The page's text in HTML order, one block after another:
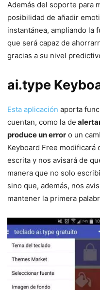
Además del soporte para
posibilidad de añadir
instantánea, ampliando la
que será capaz de
gracias a su nivel
ai.type
Esta aplicación aporta
cuentan, como la de
produce un error o un
Keyboard Free modificará
escrita y nos avisará de
manera que no solo
sino que, además, nos
mantener la primera